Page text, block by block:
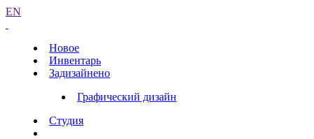
EN
Новое
Инвентарь
Задизайнено
Графический дизайн
Студия